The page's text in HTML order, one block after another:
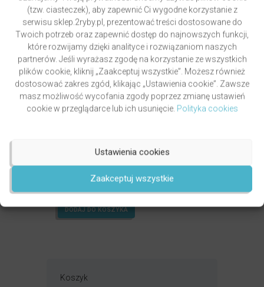
(tzw. ciasteczek), aby zapewnić Ci wygodne korzystanie z
serwisu sklep.2ryby.pl, prezentować treści dostosowane do
Twoich potrzeb oraz zapewnić dostęp do najnowszych funkcji,
które rozwijamy dzięki analityce i rozwiązaniom naszych
partnerów. Jeśli wyrażasz zgodę na korzystanie ze wszystkich
plików cookie, kliknij „Zaakceptuj wszystkie”. Możesz również
dostosować zakres zgód, klikając „Ustawienia cookie”. Zawsze
masz możliwość wycofania zgody poprzez zmianę ustawień
cookie w przeglądarce lub ich usunięcie. Polityka cookies
Zaakceptuj wszystkie
Ustawienia cookies
5.00
49,00zł
DODAJ DO KOSZYKA
Koszyk